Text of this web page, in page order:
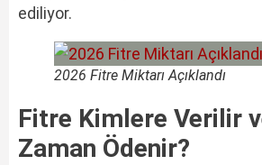
ediliyor.
2026 Fitre Miktarı Açıklandı
Fitre Kimlere Verilir
Zaman Ödenir?